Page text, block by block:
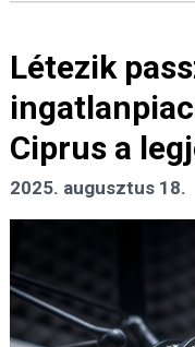
Létezik
Ciprus a
2025. augusztus 18.